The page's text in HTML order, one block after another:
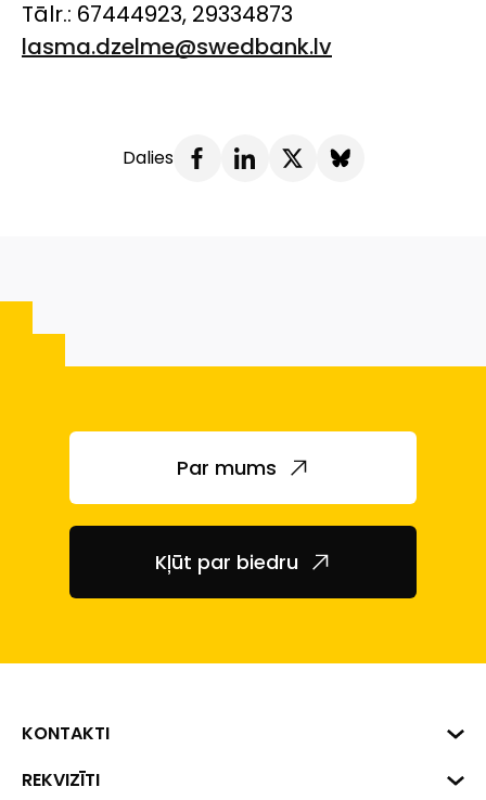
Tālr.: 67444923, 29334873
lasma.dzelme@swedbank.lv
Dalies
Par mums
Kļūt par biedru
KONTAKTI
Biznesa centrs "VERDE" Roberta
REKVIZĪTI